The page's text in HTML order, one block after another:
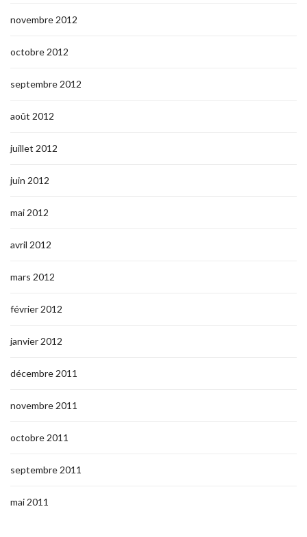
novembre 2012
octobre 2012
septembre 2012
août 2012
juillet 2012
juin 2012
mai 2012
avril 2012
mars 2012
février 2012
janvier 2012
décembre 2011
novembre 2011
octobre 2011
septembre 2011
mai 2011